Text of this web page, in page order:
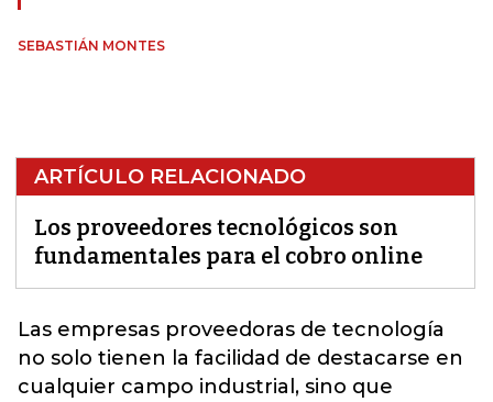
SEBASTIÁN MONTES
ARTÍCULO RELACIONADO
Los proveedores tecnológicos son
fundamentales para el cobro online
Las empresas proveedoras de tecnología
no solo tienen la facilidad de destacarse en
cualquier campo industrial, sino que